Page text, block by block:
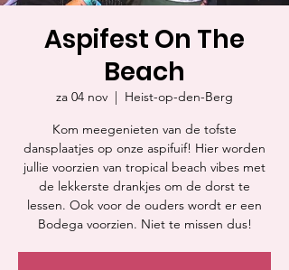
Aspifest On The
Beach
za 04 nov
  |
Heist-op-den-Berg
Kom meegenieten van de tofste
dansplaatjes op onze aspifuif! Hier worden
jullie voorzien van tropical beach vibes met
de lekkerste drankjes om de dorst te
lessen. Ook voor de ouders wordt er een
Bodega voorzien. Niet te missen dus!